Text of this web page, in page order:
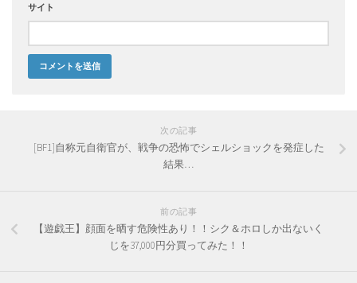
サイト
次の記事
[BF1]自称元自衛官が、戦争の恐怖でシェルショックを発症した
結果…
前の記事
【遊戯王】顔面を晒す危険性あり！！シク＆ホロしか出ないく
じを37,000円分買ってみた！！